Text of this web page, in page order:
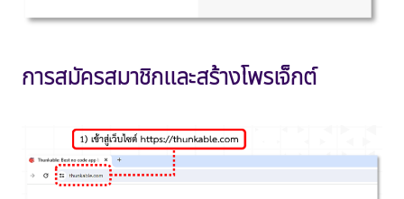
การสมัครสมาชิกและสร้างโพรเจ็กต์